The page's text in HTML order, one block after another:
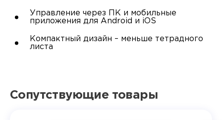
Управление через ПК и мобильные
приложения для Android и iOS
Компактный дизайн – меньше тетрадного
листа
Сопутствующие товары